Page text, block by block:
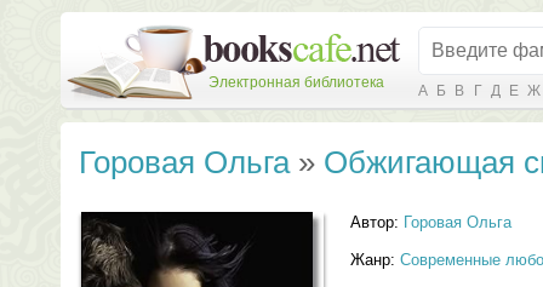
Электронная библиотека А Б В Г Д Е Ж
Горовая Ольга» Обжигающая
Автор: Горовая Ольга
Жанр: Современные